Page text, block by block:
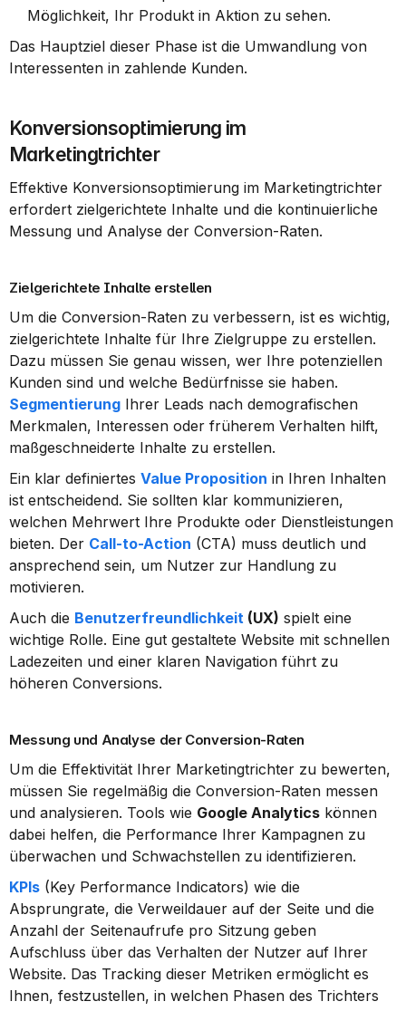
Möglichkeit, Ihr Produkt in Aktion zu sehen.
Das Hauptziel dieser Phase ist die Umwandlung von
Interessenten in zahlende Kunden.
Konversionsoptimierung im
Marketingtrichter
Effektive Konversionsoptimierung im Marketingtrichter
erfordert zielgerichtete Inhalte und die kontinuierliche
Messung und Analyse der Conversion-Raten.
Zielgerichtete Inhalte erstellen
Um die Conversion-Raten zu verbessern, ist es wichtig,
zielgerichtete Inhalte für Ihre Zielgruppe zu erstellen.
Dazu müssen Sie genau wissen, wer Ihre potenziellen
Segmentierung Ihrer Leads nach demografischen
Merkmalen, Interessen oder früherem Verhalten hilft,
maßgeschneiderte Inhalte zu erstellen.
Ein klar definiertes Value Proposition in Ihren Inhalten
ist entscheidend. Sie sollten klar kommunizieren,
welchen Mehrwert Ihre Produkte oder Dienstleistungen
bieten. Der Call-to-Action (CTA) muss deutlich und
ansprechend sein, um Nutzer zur Handlung zu
motivieren.
Auch die Benutzerfreundlichkeit (UX) spielt eine
wichtige Rolle. Eine gut gestaltete Website mit schnellen
Ladezeiten und einer klaren Navigation führt zu
höheren Conversions.
Messung und Analyse der Conversion-Raten
Um die Effektivität Ihrer Marketingtrichter zu bewerten,
müssen Sie regelmäßig die Conversion-Raten messen
und analysieren. Tools wie Google Analytics können
dabei helfen, die Performance Ihrer Kampagnen zu
überwachen und Schwachstellen zu identifizieren.
KPIs (Key Performance Indicators) wie die
Absprungrate, die Verweildauer auf der Seite und die
Anzahl der Seitenaufrufe pro Sitzung geben
Aufschluss über das Verhalten der Nutzer auf Ihrer
Website. Das Tracking dieser Metriken ermöglicht es
Ihnen, festzustellen, in welchen Phasen des Trichters